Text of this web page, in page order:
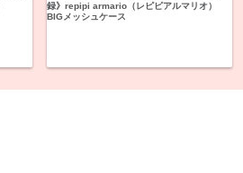
録》repipi armario（レピピアルマリオ）
BIGメッシュケース